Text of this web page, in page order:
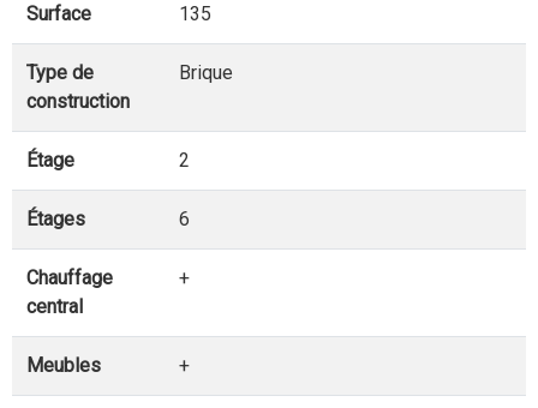
Surface 135
Type de
construction
Brique
Étage 2
Étages 6
Chauffage
central
+
Meubles +